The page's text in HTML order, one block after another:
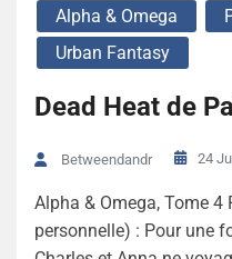
Alpha & Omega
Urban Fantasy
Dead Heat de
Betweendandr 24
Alpha & Omega, Tome 4
personnelle) : Pour une